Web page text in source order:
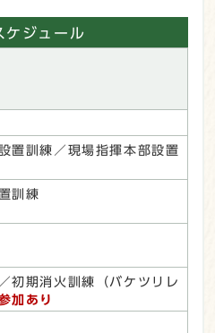
ケジュール
置訓練／現場指揮本部設置
訓練
初期消火訓練（バケツリレ
加あり